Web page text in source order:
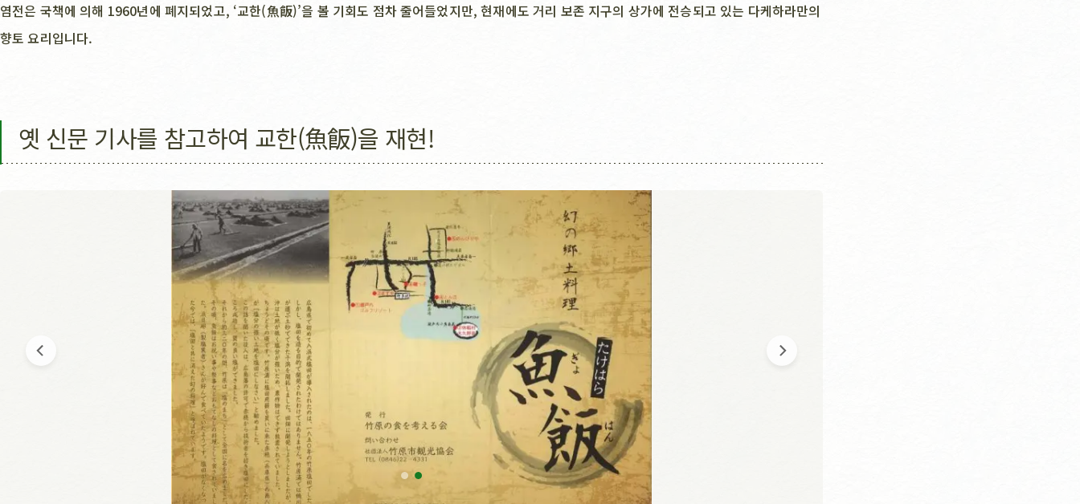
염전은 국책에 의해 1960년에 폐지되었고, ‘교한(魚飯)’을 볼 기회도 점차 줄어들었지만, 현재에도 거리 보존 지구의 상가에 전승되고 있는 다케하라만의
향토 요리입니다.
옛 신문 기사를 참고하여 교한(魚飯)을 재현!